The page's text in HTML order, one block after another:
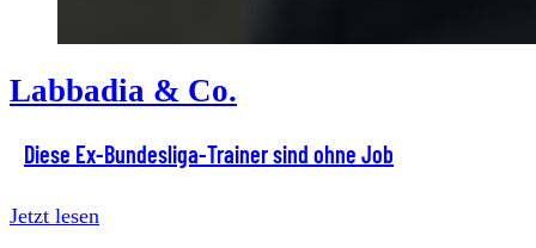
Labbadia & Co.
Diese Ex-Bundesliga-Trainer sind ohne Job
Jetzt lesen